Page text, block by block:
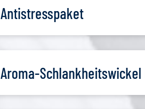
Antistresspaket
Aroma-